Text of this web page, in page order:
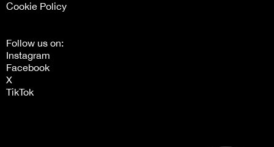
Cookie Policy
Follow us on:
Instagram
Facebook
X
TikTok